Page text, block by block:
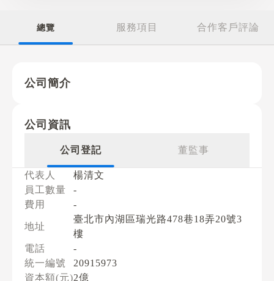
總覽 服務項目 合作客戶評論
公司簡介
公司資訊
公司登記 董監事
代表人
楊清文
員工數量
-
費用
-
地址
臺北市內湖區瑞光路478巷18弄20號3
樓
電話
-
統一編號
20915973
資本額(元)2億